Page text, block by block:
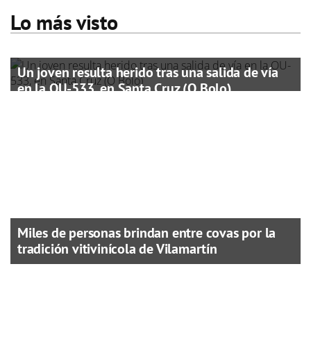
Lo más visto
Un joven resulta herido tras una salida de vía
en la OU-533, en Santa Cruz (O Bolo)
Miles de personas brindan entre covas por la
tradición vitivinícola de Vilamartín